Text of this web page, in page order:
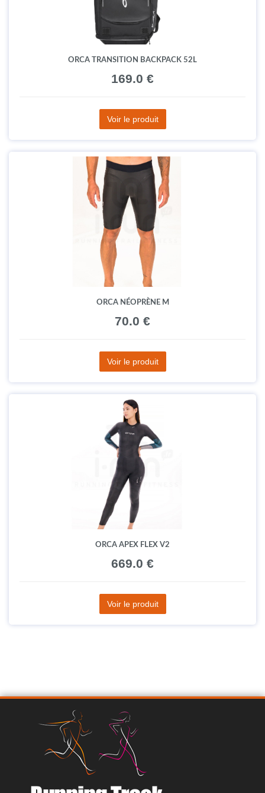
ORCA TRANSITION BACKPACK 52L
169.0 €
Voir le produit
ORCA NÉOPRÈNE M
70.0 €
Voir le produit
ORCA APEX FLEX V2
669.0 €
Voir le produit